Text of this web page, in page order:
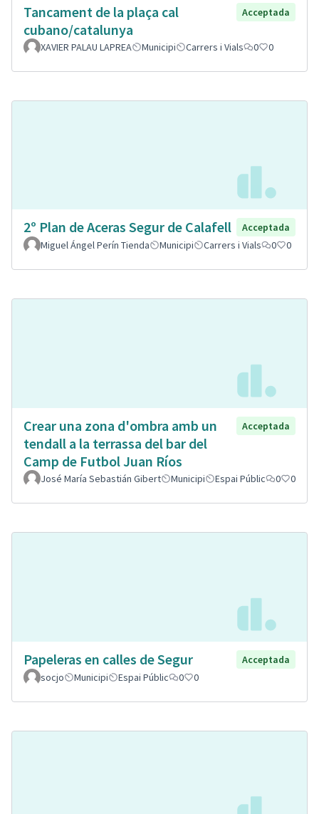
Tancament de la plaça cal
cubano/catalunya
Acceptada
XAVIER PALAU LAPREA Municipi Carrers i Vials 0 0
2º Plan de Aceras Segur de Calafell
Acceptada
Miguel Ángel Perín Tienda
Municipi Carrers i Vials 0 0
Crear una zona d'ombra amb un
tendall a la terrassa del bar del
Camp de Futbol Juan Ríos
Acceptada
José María Sebastián Gibert Municipi Espai Públic 0 0
Papeleras en calles de Segur
Acceptada
socjo
Municipi Espai Públic 0 0